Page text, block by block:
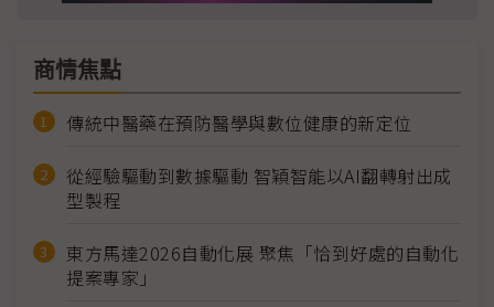
商情焦點
傳統中醫藥在預防醫學與數位健康的新定位
從經驗驅動到數據驅動 智穎智能以AI翻轉射出成
型製程
東方馬達2026自動化展 聚焦「恰到好處的自動化
提案專家」